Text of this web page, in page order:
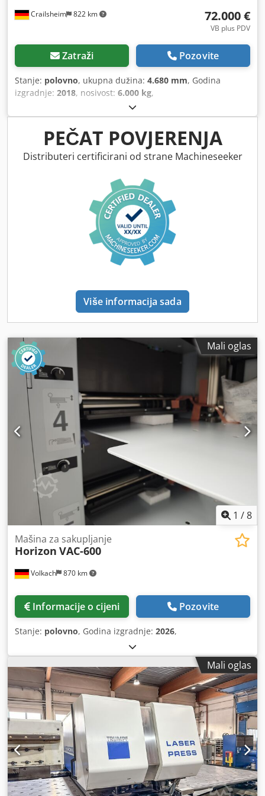
dokumentacija / priručnik
Crailsheim 822 km 72.000 €
VB plus PDV
Zatraži Pozovite
Stanje: polovno, ukupna dužina: 4.680 mm, Godina
izgradnje: 2018, nosivost: 6.000 kg,
PEČAT POVJERENJA
Distributeri certificirani od strane Machineseeker
Više informacija sada
Mali oglas
1 /8
Volkach 870 km
Mašina za sakupljanje
Horizon VAC-600
Informacije o cijeni Pozovite
Stanje: polovno, Godina izgradnje: 2026,
Mali oglas